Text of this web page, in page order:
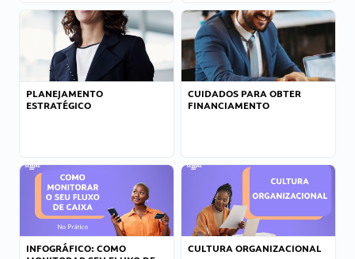
PLANEJAMENTO
ESTRATÉGICO
CUIDADOS PARA OBTER
FINANCIAMENTO
INFOGRÁFICO: COMO
CULTURA ORGANIZACIONAL